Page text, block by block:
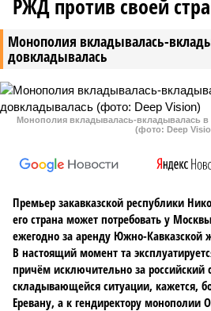
Монополия вкладывалась-
довкладывалась
РЖД против своей
Монополия вкладывалась-вкладывалась
(фото: Deep
Премьер закавказской республики
его страна может потребовать у
ежегодно за аренду Южно-
В настоящий момент та
причём исключительно за российский
складывающейся ситуации, кажется,
Еревану, а к гендиректору монополии